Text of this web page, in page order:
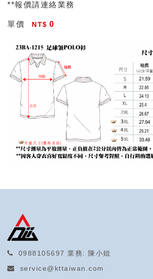
**報價請連絡業務
單價 0
0988105697 業務: 陳小姐
service@kttaiwan.com